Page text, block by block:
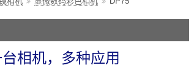
相机，多种应用